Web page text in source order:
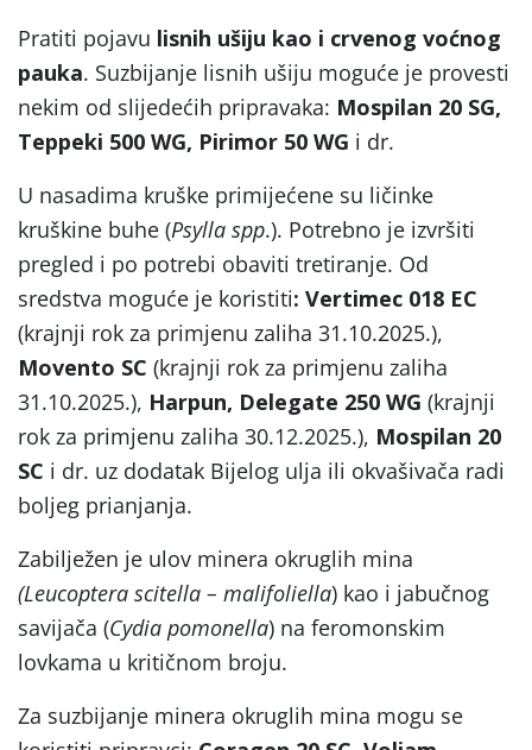
Pratiti pojavu lisnih ušiju kao i crvenog voćnog
pauka. Suzbijanje lisnih ušiju moguće je provesti
nekim od slijedećih pripravaka: Mospilan 20 SG,
Teppeki 500 WG, Pirimor 50 WG i dr.
U nasadima kruške primijećene su ličinke
kruškine buhe (Psylla spp.). Potrebno je izvršiti
pregled i po potrebi obaviti tretiranje. Od
sredstva moguće je koristiti: Vertimec 018 EC
(krajnji rok za primjenu zaliha 31.10.2025.),
Movento SC (krajnji rok za primjenu zaliha
31.10.2025.), Harpun, Delegate 250 WG (krajnji
rok za primjenu zaliha 30.12.2025.), Mospilan 20
SC i dr. uz dodatak Bijelog ulja ili okvašivača radi
boljeg prianjanja.
Zabilježen je ulov minera okruglih mina
(Leucoptera scitella – malifoliella) kao i jabučnog
savijača (Cydia pomonella) na feromonskim
lovkama u kritičnom broju.
Za suzbijanje minera okruglih mina mogu se